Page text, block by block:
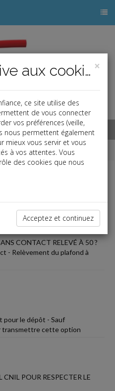
CONTACT RELEVÉ À 50 ?
- Relèvement du plafond à
pour le dépôt - Sauf
transmettre cette option
CNIL POUR RESPECTER LE
×
Politique relative aux cookies
ce site utilise des
de vous connecter
vos préférences (veille,
nous permettent également
mieux vous servir et vous
à vos attentes. Vous
des cookies que nous
Acceptez et continuez